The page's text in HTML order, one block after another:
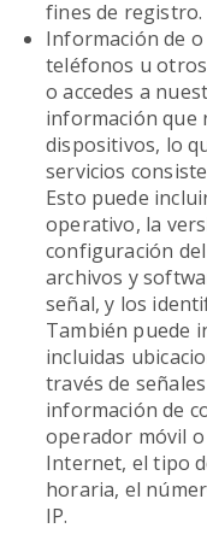
fines de registro.
Información de
teléfonos u
o accedes a
información que
dispositivos, lo
servicios
Esto puede
operativo, la
configuración
archivos y
señal, y los
También puede
incluidas
través de
información de
operador móvil
Internet, el tipo
horaria, el
IP.